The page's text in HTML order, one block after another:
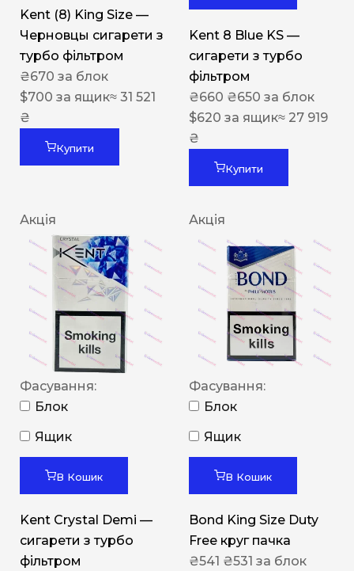
Kent (8) King Size —
Черновцы сигарети з
турбо фільтром
₴670 за блок
$700 за ящик≈ 31 521
₴
Купити
Kent 8 Blue KS —
сигарети з турбо
фільтром
₴660 ₴650 за блок
$620 за ящик≈ 27 919
₴
Купити
Акція
Фасування:
Блок
Ящик
В Кошик
Kent Crystal Demi —
сигарети з турбо
фільтром
Акція
Фасування:
Блок
Ящик
В Кошик
Bond King Size Duty
Free круг пачка
₴541 ₴531 за блок